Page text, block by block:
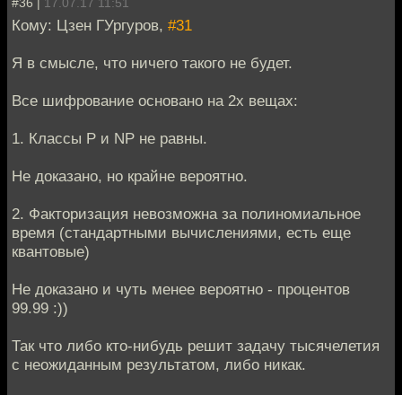
#36 | 17.07.17 11:51
Кому: Цзен ГУргуров, #31
Я в смысле, что ничего такого не будет.
Все шифрование основано на 2х вещах:
1. Классы P и NP не равны.
Не доказано, но крайне вероятно.
2. Факторизация невозможна за полиномиальное
время (стандартными вычислениями, есть еще
квантовые)
Не доказано и чуть менее вероятно - процентов
99.99 :))
Так что либо кто-нибудь решит задачу тысячелетия
с неожиданным результатом, либо никак.